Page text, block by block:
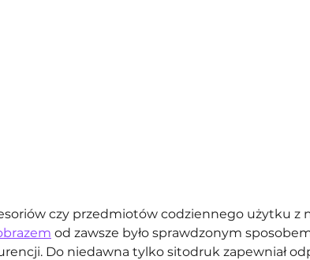
czy przedmiotów codziennego użytku z
od zawsze było sprawdzonym
Do niedawna tylko sitodruk zapewniał